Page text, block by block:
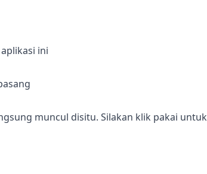
ini
muncul disitu. Silakan klik pakai untuk